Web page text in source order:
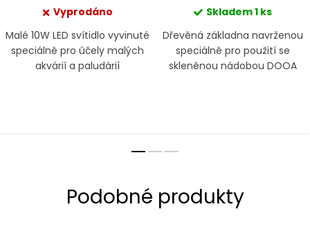
Vyprodáno
Malé 10W LED svítidlo vyvinuté
speciálně pro účely malých
akvárií a paludárií
Skladem1 ks
Dřevěná základna navrženou
speciálně pro použití se
skleněnou nádobou DOOA